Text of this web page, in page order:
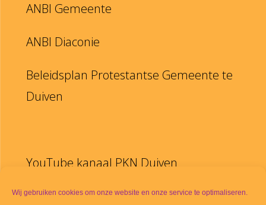
Wij gebruiken cookies om onze website en onze service te optimaliseren.
ANBI Gemeente
ANBI Diaconie
Beleidsplan Protestantse Gemeente te
Duiven
YouTube kanaal PKN Duiven
Disclaimer